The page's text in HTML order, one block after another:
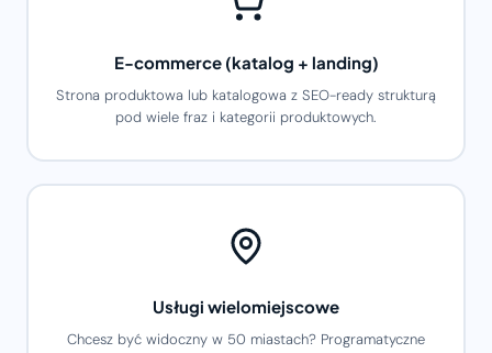
E-commerce (katalog + landing)
Strona produktowa lub katalogowa z SEO-ready strukturą
pod wiele fraz i kategorii produktowych.
Usługi wielomiejscowe
Chcesz być widoczny w 50 miastach? Programatyczne